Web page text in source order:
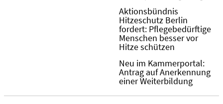
Aktionsbündnis
Hitzeschutz Berlin
fordert: Pflegebedürftige
Menschen besser vor
Hitze schützen
Neu im Kammerportal:
Antrag auf Anerkennung
einer Weiterbildung